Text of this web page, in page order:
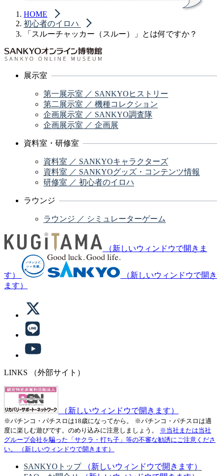
HOME
初心者のイロハ
「スルーチャッカー（スルー）」とは何ですか？
展示室
第一展示室 ／ SANKYOヒストリー
第二展示室 ／ 機種コレクション
企画展示室 ／ SANKYO調査隊
企画展示室 ／ 企画展
資料室・研修室
資料室 ／ SANKYOキャラクターズ
資料室 ／ SANKYOグッズ・コンテンツ情報
研修室 ／ 初心者のイロハ
ラウンジ
ラウンジ ／ シミュレーターゲーム
（新しいウィンドウで開きま
す）
（新しいウィンドウで開き
ます）
LINKS （外部サイト）
（新しいウィンドウで開きます）
※パチンコ・パチスロは18歳になってから。
※パチンコ・パチスロは適
度に楽しむ遊びです。のめり込みに注意しましょう。
※当社または当社
グループ会社を騙った「サクラ・打ち子」等の不審な勧誘にご注意くださ
い。
（新しいウィンドウで開きます）
SANKYOトップ
（新しいウィンドウで開きます）